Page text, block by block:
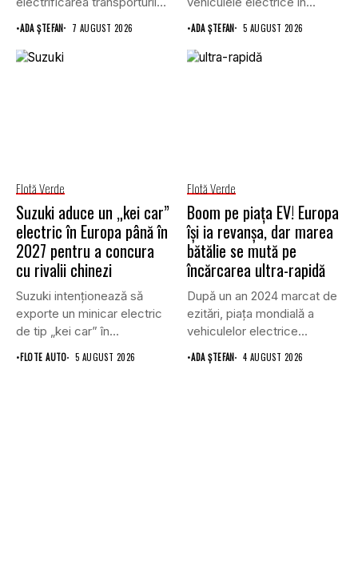
a clădirilor și a...
•ADA ȘTEFAN 7 AUGUST 2026 •ADA ȘTEFAN 5 AUGUST 2026
Flotă Verde
Suzuki aduce un „kei car”
electric în Europa până în
2027 pentru a concura
cu rivalii chinezi
Suzuki intenționează să
exporte un minicar electric
de tip „kei car” în...
•FLOTE AUTO 5 AUGUST 2026
Flotă Verde
Boom pe piața EV! Europa
își ia revanșa, dar marea
bătălie se mută pe
încărcarea ultra-rapidă
După un an 2024 marcat de
ezitări, piața mondială a
vehiculelor electrice...
•ADA ȘTEFAN 4 AUGUST 2026